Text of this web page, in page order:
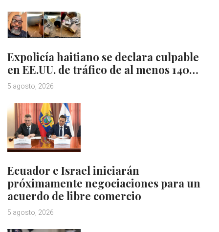
Expolicía haitiano se declara culpable
en EE.UU. de tráfico de al menos 140…
5 agosto, 2026
Ecuador e Israel iniciarán
próximamente negociaciones para un
acuerdo de libre comercio
5 agosto, 2026